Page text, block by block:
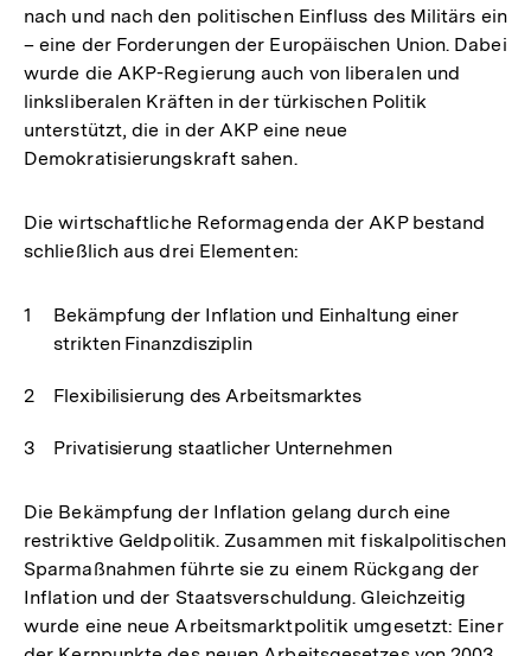
nach und nach den politischen Einfluss des Militärs ein
– eine der Forderungen der Europäischen Union. Dabei
wurde die AKP-Regierung auch von liberalen und
linksliberalen Kräften in der türkischen Politik
unterstützt, die in der AKP eine neue
Demokratisierungskraft sahen.
Die wirtschaftliche Reformagenda der AKP bestand
schließlich aus drei Elementen:
Bekämpfung der Inflation und Einhaltung einer
strikten Finanzdisziplin
Flexibilisierung des Arbeitsmarktes
Privatisierung staatlicher Unternehmen
Die Bekämpfung der Inflation gelang durch eine
restriktive Geldpolitik. Zusammen mit fiskalpolitischen
Sparmaßnahmen führte sie zu einem Rückgang der
Inflation und der Staatsverschuldung. Gleichzeitig
wurde eine neue Arbeitsmarktpolitik umgesetzt: Einer